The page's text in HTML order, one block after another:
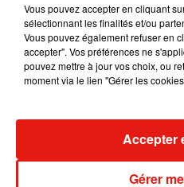
#monster4life #hausofgaga
#kidness #beautiful
Une publication partagée par
Vous pouvez accepter en cliquant
sélectionnant les finalités et/ou
Vous pouvez également refuser en
accepter". Vos préférences ne
pouvez mettre à jour vos choix, ou
moment via le lien "Gérer les
Gérer
Accepter